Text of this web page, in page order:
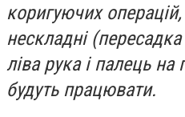
коригуючих
нескладні
ліва рука і палець на
будуть працювати.